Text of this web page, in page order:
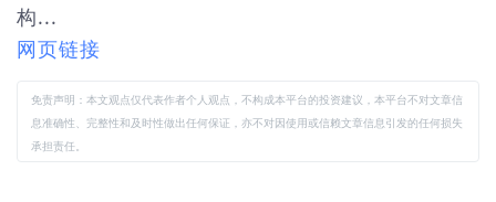
构...
网页链接
免责声明：本文观点仅代表作者个人观点，不构成本平台的投资建议，本平台不对文章信
息准确性、完整性和及时性做出任何保证，亦不对因使用或信赖文章信息引发的任何损失
承担责任。